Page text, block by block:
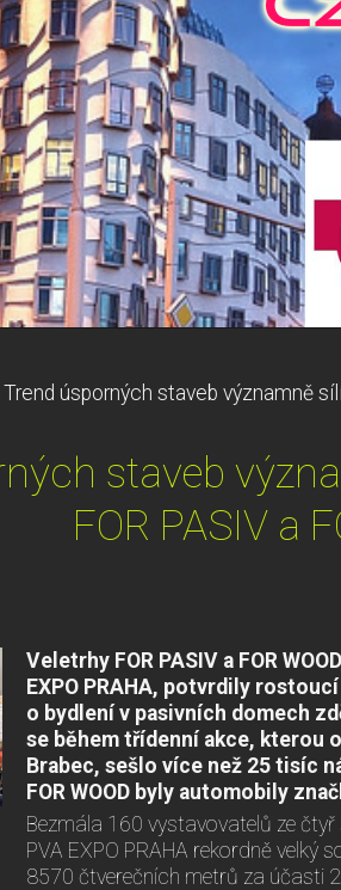
Trend úsporných staveb významně
staveb
FOR PASIV a
Veletrhy FOR PASIV a FOR
EXPO PRAHA, potvrdily
o bydlení v pasivních domech
se během třídenní akce, kterou
Brabec, sešlo více než 25 tisíc
FOR WOOD byly automobily
Bezmála 160 vystavovatelů ze
PVA EXPO PRAHA rekordně velký
8570 čtverečních metrů za účasti